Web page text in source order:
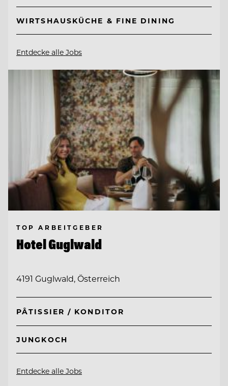
WIRTSHAUSKÜCHE & FINE DINING
Entdecke alle Jobs
TOP ARBEITGEBER
Hotel Guglwald
4191 Guglwald, Österreich
PÂTISSIER / KONDITOR
JUNGKOCH
Entdecke alle Jobs